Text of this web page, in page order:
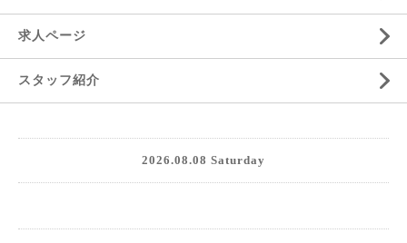
求人ページ
スタッフ紹介
2026.08.08 Saturday